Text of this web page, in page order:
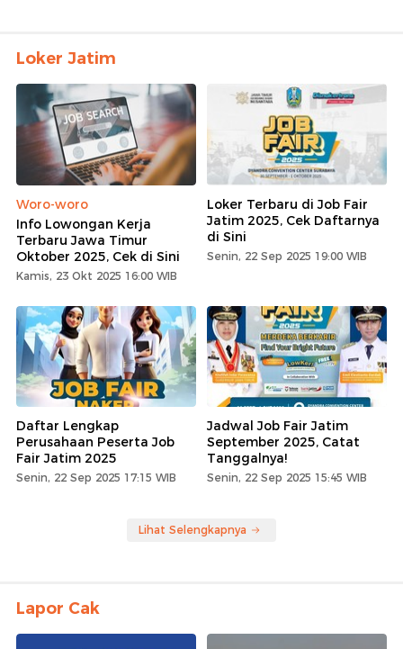
Loker Jatim
Woro-woro
Info Lowongan Kerja
Terbaru Jawa Timur
Oktober 2025, Cek di Sini
Kamis, 23 Okt 2025 16:00 WIB
Loker Terbaru di Job Fair
Jatim 2025, Cek Daftarnya
di Sini
Senin, 22 Sep 2025 19:00 WIB
Daftar Lengkap
Perusahaan Peserta Job
Fair Jatim 2025
Senin, 22 Sep 2025 17:15 WIB
Jadwal Job Fair Jatim
September 2025, Catat
Tanggalnya!
Senin, 22 Sep 2025 15:45 WIB
Lihat Selengkapnya
Lapor Cak